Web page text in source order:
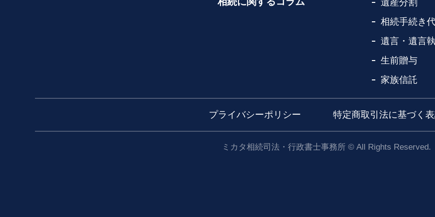
遺産分割
相続手続き
遺言・遺言
生前贈与
家族信託
プライバシーポリシー 特定商取引法に基づく
ミカタ相続司法・行政書士事務所 © All Rights Reserved.